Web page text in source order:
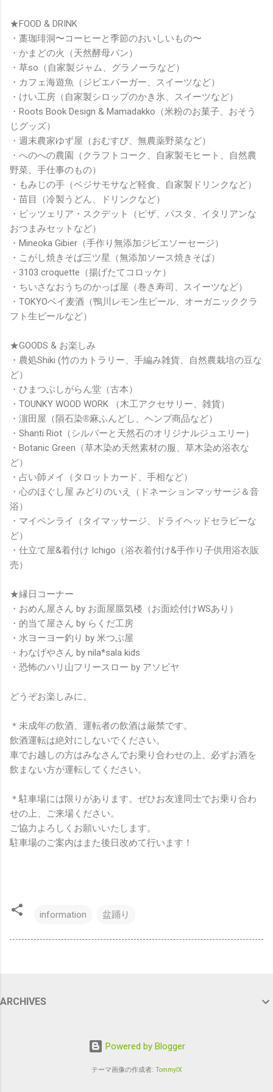
★FOOD & DRINK
・藁珈琲洞〜コーヒーと季節のおいしいもの〜
・かまどの火（天然酵母パン）
・草so（自家製ジャム、グラノーラなど）
・カフェ海遊魚（ジビエバーガー、スイーツなど）
・けい工房（自家製シロップのかき氷、スイーツなど）
・Roots Book Design & Mamadakko（米粉のお菓子、おそう
じグッズ）
・週末農家ゆず屋（おむすび、無農薬野菜など）
・へのへの農園（クラフトコーク、自家製モヒート、自然農
野菜、手仕事のもの）
・もみじの手（ベジサモサなど軽食、自家製ドリンクなど）
・苗目（冷製うどん、ドリンクなど）
・ピッツェリア・スクデット（ピザ、パスタ、イタリアンな
おつまみセットなど）
・Mineoka Gibier（手作り無添加ジビエソーセージ）
・こがし焼きそば三ツ星（無添加ソース焼きそば）
・3103 croquette（揚げたてコロッケ）
・ちいさなおうちのかっぱ屋（巻き寿司、スイーツなど）
・TOKYOベイ麦酒（鴨川レモン生ビール、オーガニッククラ
フト生ビールなど）
★GOODS & お楽しみ
・農処Shiki (竹のカトラリー、手編み雑貨、自然農栽培の豆な
ど）
・ひまつぶしがらん堂（古本）
・TOUNKY WOOD WORK （木工アクセサリー、雑貨）
・ 濵田屋 （隕石染®️麻ふんどし、ヘンプ商品など）
・Shanti Riot（シルバーと天然石のオリジナルジュエリー）
・Botanic Green（草木染め天然素材の服、草木染め浴衣な
ど）
・占い師メイ（タロットカード、手相など）
・心のほぐし屋 みどりのいえ（ドネーションマッサージ＆音
浴）
・マイペンライ（タイマッサージ、ドライヘッドセラピーな
ど）
・仕立て屋&着付け Ichigo（浴衣着付け&手作り子供用浴衣販
売）
★縁日コーナー
・おめん屋さん by お面屋蜃気楼（お面絵付けWSあり）
・的当て屋さん by らくだ工房
・水ヨーヨー釣り by 米つぶ屋
・わなげやさん by nila*sala kids
・恐怖のハリ山フリースロー by アソビヤ
どうぞお楽しみに。
＊未成年の飲酒、運転者の飲酒は厳禁です。
飲酒運転は絶対にしないでください。
車でお越しの方はみなさんでお乗り合わせの上、必ずお酒を
飲まない方が運転してください。
＊駐車場には限りがあります。ぜひお友達同士でお乗り合わ
せの上、ご来場ください。
ご協力よろしくお願いいたします。
駐車場のご案内はまた後日改めて行います！
information 盆踊り
ARCHIVES
Powered by Blogger
テーマ画像の作成者: TommyIX